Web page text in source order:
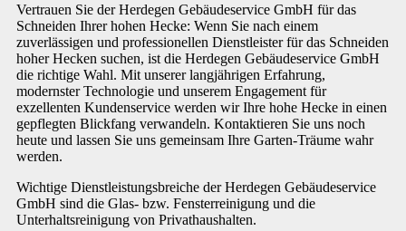
Vertrauen Sie der Herdegen Gebäudeservice GmbH für das
Schneiden Ihrer hohen Hecke: Wenn Sie nach einem
zuverlässigen und professionellen Dienstleister für das Schneiden
hoher Hecken suchen, ist die Herdegen Gebäudeservice GmbH
die richtige Wahl. Mit unserer langjährigen Erfahrung,
modernster Technologie und unserem Engagement für
exzellenten Kundenservice werden wir Ihre hohe Hecke in einen
gepflegten Blickfang verwandeln. Kontaktieren Sie uns noch
heute und lassen Sie uns gemeinsam Ihre Garten-Träume wahr
werden.
Wichtige Dienstleistungsbreiche der Herdegen Gebäudeservice
GmbH sind die Glas- bzw. Fensterreinigung und die
Unterhaltsreinigung von Privathaushalten.